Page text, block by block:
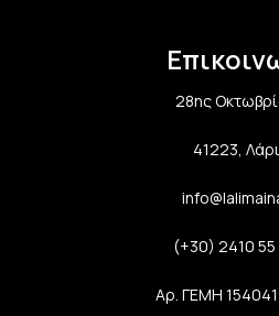
28ης
41223,
(+30) 2410 55
Αρ. ΓΕΜΗ